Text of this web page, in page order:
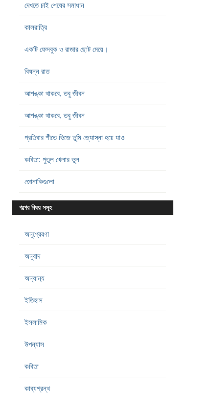
দেখতে চাই শেষের সমাধান
কালরাত্রি
একটি ফেসবুক ও রাজার ছোট মেয়ে।
বিষন্ন রাত
আশঙ্কা থাকবে, তবু জীবন
আশঙ্কা থাকবে, তবু জীবন
প্রতিবার শীতে ভিজে তুমি জ্যোস্না হয়ে যাও
কবিতা: পুতুল খেলার ভুল
জোনাকিগুলো
গল্পের বিষয় সমূহ
অনুপ্রেরণা
অনুবাদ
অন্যান্য
ইতিহাস
ইসলামিক
উপন্যাস
কবিতা
কাব্যগ্রন্থ